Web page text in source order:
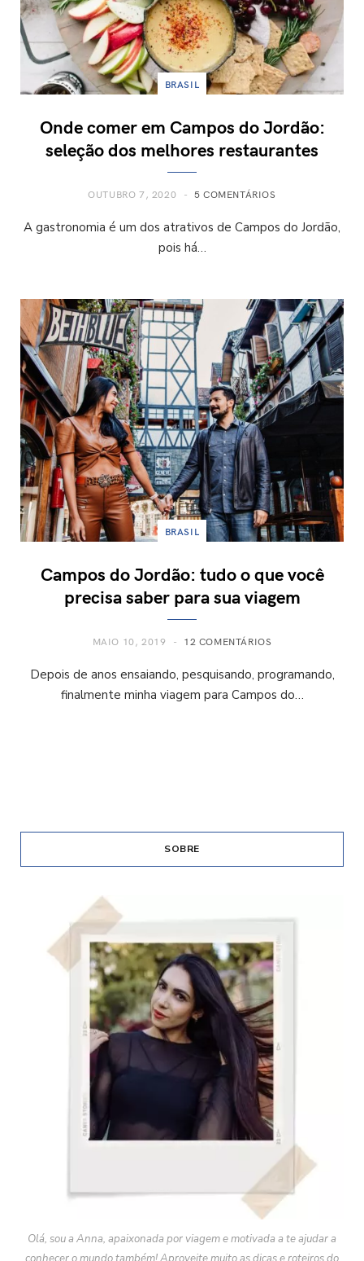
BRASIL
Onde comer em Campos do Jordão:
seleção dos melhores restaurantes
OUTUBRO 7, 2020 5 COMENTÁRIOS
A gastronomia é um dos atrativos de Campos do Jordão,
pois há…
BRASIL
Campos do Jordão: tudo o que você
precisa saber para sua viagem
MAIO 10, 2019 12 COMENTÁRIOS
Depois de anos ensaiando, pesquisando, programando,
finalmente minha viagem para Campos do…
SOBRE
Olá, sou a Anna, apaixonada por viagem e motivada a te ajudar a